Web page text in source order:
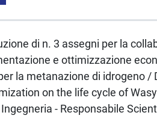
di n. 3 assegni per la
e ottimizzazione
la metanazione di idrogeno
on the life cycle of
- Responsabile